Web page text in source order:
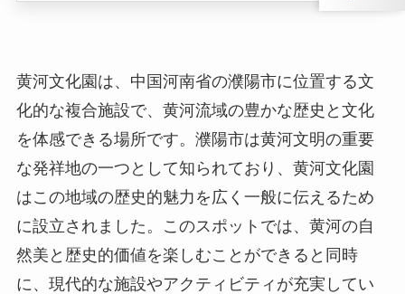
黄河文化園は、中国河南省の濮陽市に位置する文
化的な複合施設で、黄河流域の豊かな歴史と文化
を体感できる場所です。濮陽市は黄河文明の重要
な発祥地の一つとして知られており、黄河文化園
はこの地域の歴史的魅力を広く一般に伝えるため
に設立されました。このスポットでは、黄河の自
然美と歴史的価値を楽しむことができると同時
に、現代的な施設やアクティビティが充実してい